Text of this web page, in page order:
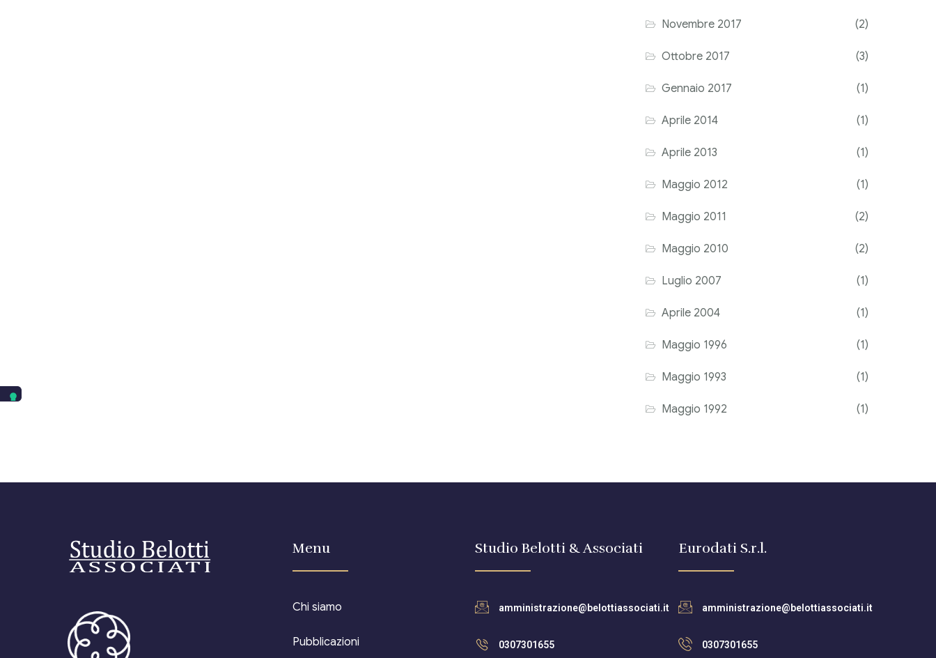
Novembre 2017 (2)
Ottobre 2017 (3)
Gennaio 2017 (1)
Aprile 2014 (1)
Aprile 2013 (1)
Maggio 2012 (1)
Maggio 2011 (2)
Maggio 2010 (2)
Luglio 2007 (1)
Aprile 2004 (1)
Maggio 1996 (1)
Maggio 1993 (1)
Maggio 1992 (1)
Menu
Chi siamo
Pubblicazioni
Studio Belotti & Associati
amministrazione@belottiassociati.it
0307301655
Eurodati S.r.l.
amministrazione@belottiassociati.it
0307301655